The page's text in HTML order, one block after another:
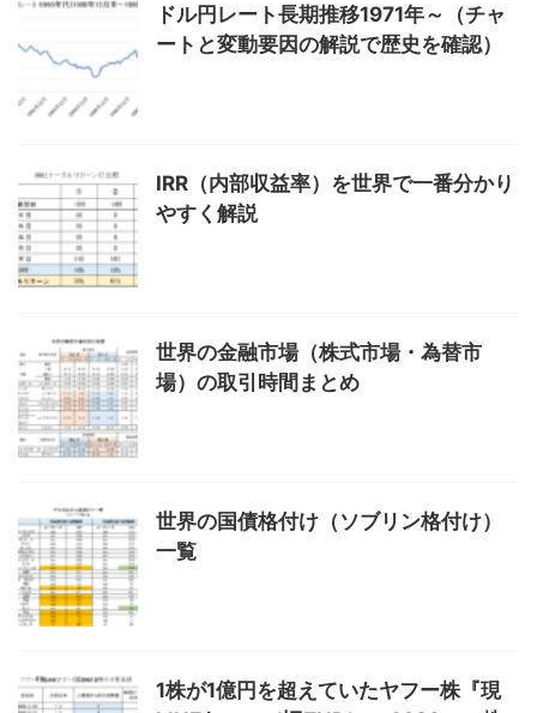
ドル円レート長期推移1971年～（チャ
ートと変動要因の解説で歴史を確認）
IRR（内部収益率）を世界で一番分かり
やすく解説
世界の金融市場（株式市場・為替市
場）の取引時間まとめ
世界の国債格付け（ソブリン格付け）
一覧
1株が1億円を超えていたヤフー株『現